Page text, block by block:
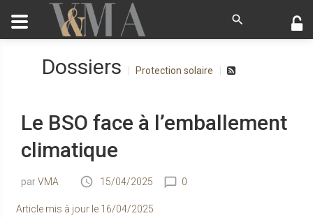
Dossiers Protection solaire
Le BSO face à l’emballement
climatique
VMA 15/04/2025 0
Article mis à jour le 16/04/2025